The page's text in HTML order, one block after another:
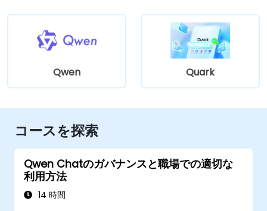
Qwen Quark
コースを探索
Qwen Chatのガバナンスと職場での適切な
利用方法
14 時間